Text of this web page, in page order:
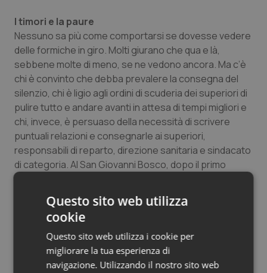
I timori e la paure
Nessuno sa più come comportarsi se dovesse vedere
delle formiche in giro. Molti giurano che qua e là,
sebbene molte di meno, se ne vedono ancora. Ma c’è
chi è convinto che debba prevalere la consegna del
silenzio, chi è ligio agli ordini di scuderia dei superiori di
pulire tutto e andare avanti in attesa di tempi migliori e
chi, invece, è persuaso della necessità di scrivere
puntuali relazioni e consegnarle ai superiori,
responsabili di reparto, direzione sanitaria e sindacato
di categoria. Al San Giovanni Bosco, dopo il primo
clamoroso episodio di novembre, quando una
paziente dello Sri Lanka intubata fu trovata
letteralmente invasa dalle formiche, e a seguito degli
infruttuosi interventi di disinfestazione (che ancora
vanno avanti) conditi da successivi numerosi ripetuti
avvistamenti di formiche in vari reparti (in Medicina,
Chirurgia, in sala operatoria e infine in Rianimazione) è
Questo sito web utilizza
cookie
Questo sito web utilizza i cookie per
migliorare la tua esperienza di
navigazione. Utilizzando il nostro sito web